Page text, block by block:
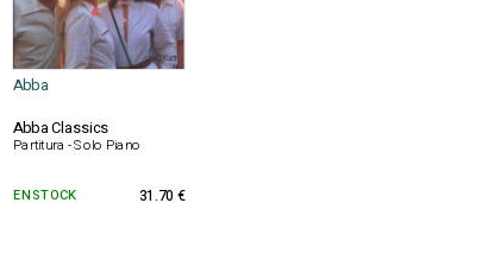
Abba
Abba Classics
Partitura - Solo Piano
EN STOCK 31.70 €